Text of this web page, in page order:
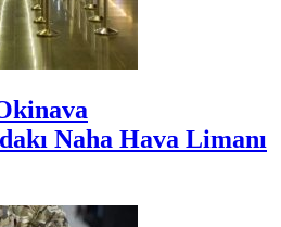
Naha Hava Limanı